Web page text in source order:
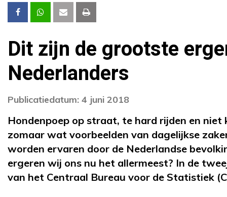
Dit zijn de grootste
Nederlanders
Publicatiedatum: 4 juni 2018
Hondenpoep op straat, te hard rijden en niet
zomaar wat voorbeelden van dagelijkse
worden ervaren door de Nederlandse
ergeren wij ons nu het allermeest? In de
van het Centraal Bureau voor de Statistiek